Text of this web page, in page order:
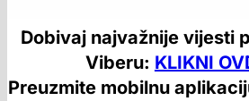
Dobivaj najvažnije vijesti
Viberu: KLIKNI
Preuzmite mobilnu